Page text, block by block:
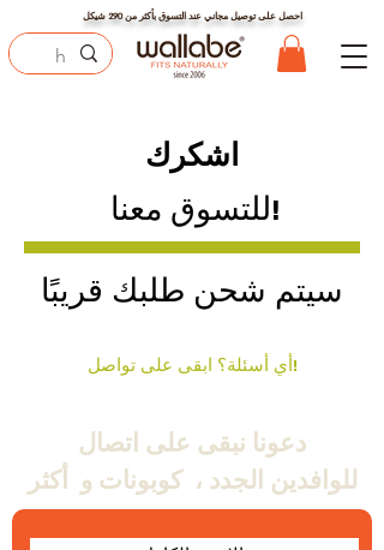
احصل على توصيل مجاني عند التسوق بأكثر من290 شيكل
اشكرك
للتسوق معنا!
سيتم شحن طلبك قريبًا
أي أسئلة؟ ابقى على تواصل!
دعونا نبقى على اتصال
للوافدين الجدد ، كوبونات و أكثر